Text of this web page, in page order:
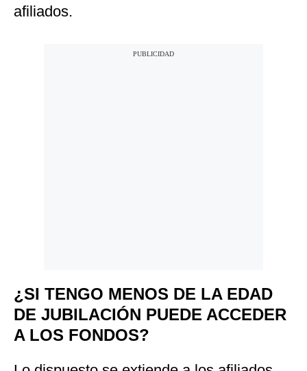
afiliados.
¿SI TENGO MENOS DE LA EDAD
DE JUBILACIÓN PUEDE ACCEDER
A LOS FONDOS?